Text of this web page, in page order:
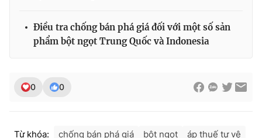
Cơ quan chủ quản:Đài Truyền hình Việt Nam
Cơ quan báo chí: Thời báo VTV
Tổng Biên tập:
Phó Tổng Biên tập:
024.38 355 931 - 024.38 355 932
Điều tra chống bán phá giá đối với một số sản
phẩm bột ngọt Trung Quốc và Indonesia
0 0
Từ khóa: chống bán phá giá bột ngọt áp thuế tự vệ